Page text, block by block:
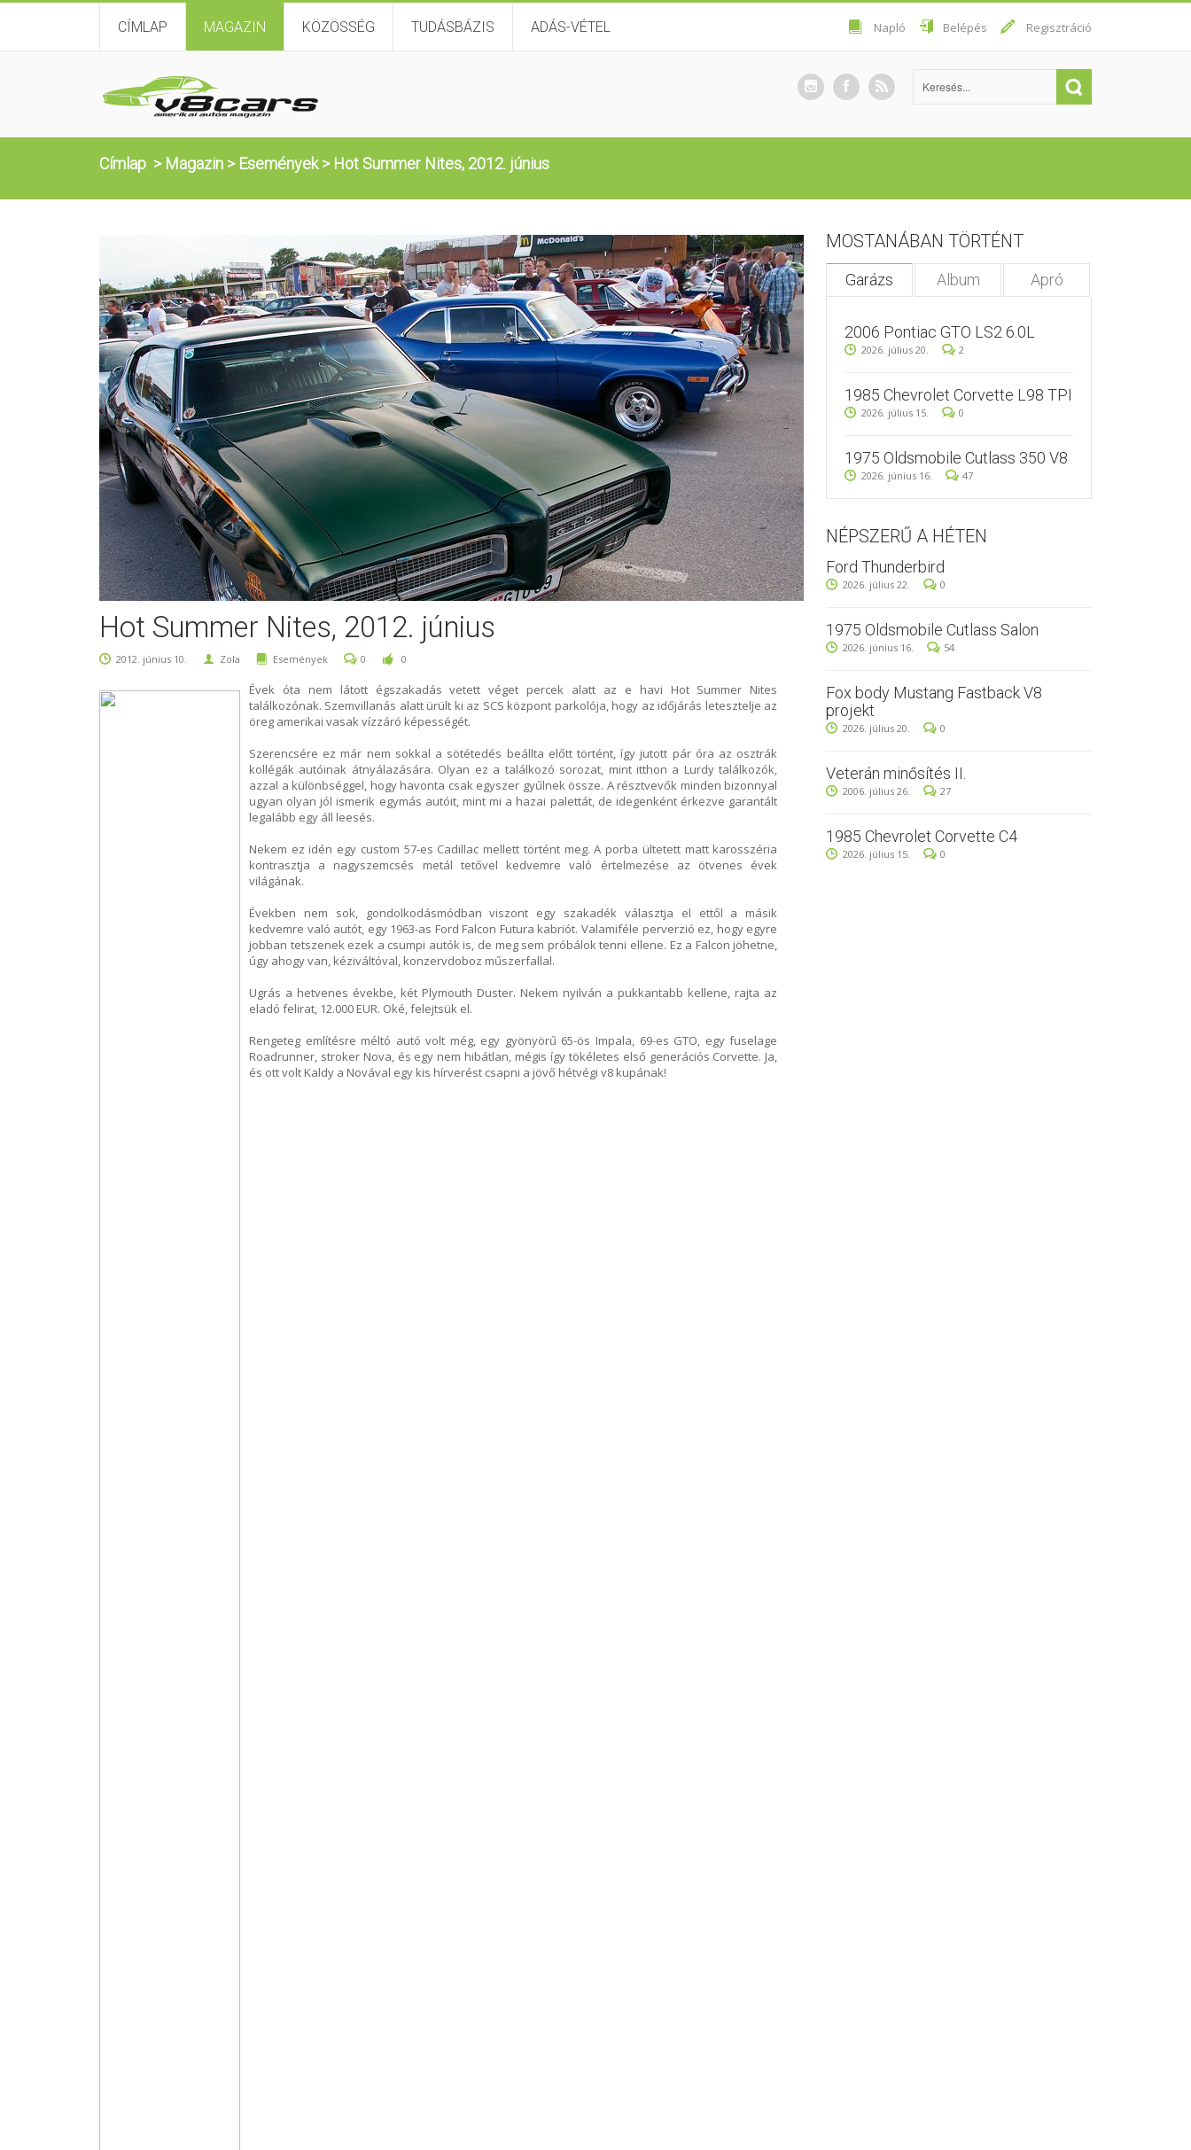
CÍMLAP MAGAZIN KÖZÖSSÉG TUDÁSBÁZIS ADÁS-VÉTEL Napló Belépés Regisztráció
Címlap > Magazin > Események> Hot Summer Nites, 2012. június
Hot Summer Nites, 2012. június
2012. június 10. Zola Események 0 0
Évek óta nem látott égszakadás vetett véget percek alatt az e havi Hot Summer Nites
találkozónak. Szemvillanás alatt ürült ki az SCS központ parkolója, hogy az időjárás letesztelje az
öreg amerikai vasak vízzáró képességét.
Szerencsére ez már nem sokkal a sötétedés beállta előtt történt, így jutott pár óra az osztrák
kollégák autóinak átnyálazására. Olyan ez a találkozó sorozat, mint itthon a Lurdy találkozók,
azzal a különbséggel, hogy havonta csak egyszer gyűlnek össze. A résztvevők minden bizonnyal
ugyan olyan jól ismerik egymás autóit, mint mi a hazai palettát, de idegenként érkezve garantált
legalább egy áll leesés.
Nekem ez idén egy custom 57-es Cadillac mellett történt meg. A porba ültetett matt karosszéria
kontrasztja a nagyszemcsés metál tetővel kedvemre való értelmezése az ötvenes évek
világának.
Években nem sok, gondolkodásmódban viszont egy szakadék választja el ettől a másik
kedvemre való autót, egy 1963-as Ford Falcon Futura kabriót. Valamiféle perverzió ez, hogy egyre
jobban tetszenek ezek a csumpi autók is, de meg sem próbálok tenni ellene. Ez a Falcon jöhetne,
úgy ahogy van, kéziváltóval, konzervdoboz műszerfallal.
Ugrás a hetvenes évekbe, két Plymouth Duster. Nekem nyilván a pukkantabb kellene, rajta az
eladó felirat, 12.000 EUR. Oké, felejtsük el.
Rengeteg említésre méltó autó volt még, egy gyönyörű 65-ös Impala, 69-es GTO, egy fuselage
Roadrunner, stroker Nova, és egy nem hibátlan, mégis így tökéletes első generációs Corvette. Ja,
és ott volt Kaldy a Novával egy kis hírverést csapni a jövő hétvégi v8 kupának!
MOSTANÁBAN TÖRTÉNT
Garázs Album Apró
2006 Pontiac GTO LS2 6.0L
2026. július 20. 2
1985 Chevrolet Corvette L98 TPI
2026. július 15. 0
1975 Oldsmobile Cutlass 350 V8
2026. június 16. 47
NÉPSZERŰ A HÉTEN
Ford Thunderbird
2026. július 22. 0
1975 Oldsmobile Cutlass Salon
2026. június 16. 54
Fox body Mustang Fastback V8
projekt
2026. július 20. 0
Veterán minősítés II.
2006. július 26. 27
1985 Chevrolet Corvette C4
2026. július 15. 0